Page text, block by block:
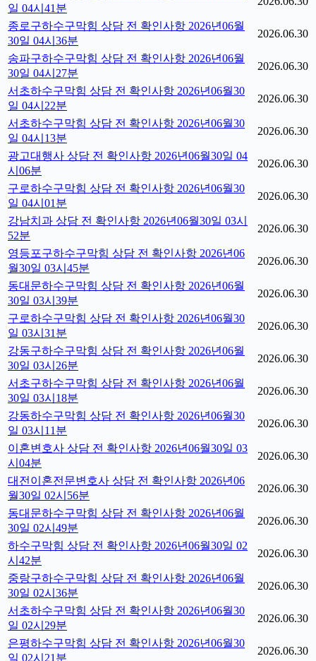
일 04시41분
종로구하수구막힘 상담 전 확인사항 2026년06월
30일 04시36분
2026.06.30
송파구하수구막힘 상담 전 확인사항 2026년06월
30일 04시27분
2026.06.30
서초하수구막힘 상담 전 확인사항 2026년06월30
일 04시22분
2026.06.30
서초하수구막힘 상담 전 확인사항 2026년06월30
일 04시13분
2026.06.30
광고대행사 상담 전 확인사항 2026년06월30일 04
시06분
2026.06.30
구로하수구막힘 상담 전 확인사항 2026년06월30
일 04시01분
2026.06.30
강남치과 상담 전 확인사항 2026년06월30일 03시
52분
2026.06.30
영등포구하수구막힘 상담 전 확인사항 2026년06
월30일 03시45분
2026.06.30
동대문하수구막힘 상담 전 확인사항 2026년06월
30일 03시39분
2026.06.30
구로하수구막힘 상담 전 확인사항 2026년06월30
일 03시31분
2026.06.30
강동구하수구막힘 상담 전 확인사항 2026년06월
30일 03시26분
2026.06.30
서초구하수구막힘 상담 전 확인사항 2026년06월
30일 03시18분
2026.06.30
강동하수구막힘 상담 전 확인사항 2026년06월30
일 03시11분
2026.06.30
이혼변호사 상담 전 확인사항 2026년06월30일 03
시04분
2026.06.30
대전이혼전문변호사 상담 전 확인사항 2026년06
월30일 02시56분
2026.06.30
동대문하수구막힘 상담 전 확인사항 2026년06월
30일 02시49분
2026.06.30
하수구막힘 상담 전 확인사항 2026년06월30일 02
시42분
2026.06.30
중랑구하수구막힘 상담 전 확인사항 2026년06월
30일 02시36분
2026.06.30
서초하수구막힘 상담 전 확인사항 2026년06월30
일 02시29분
2026.06.30
은평하수구막힘 상담 전 확인사항 2026년06월30
일 02시21분
2026.06.30